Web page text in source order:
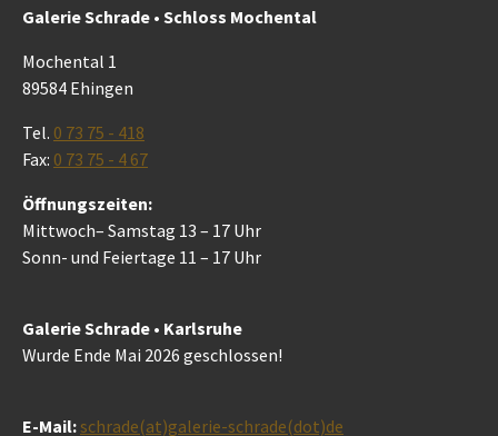
Galerie Schrade • Schloss Mochental
Mochental 1
89584 Ehingen
Tel. 0 73 75 - 418
Fax: 0 73 75 - 4 67
Öffnungszeiten:
Mittwoch– Samstag 13 – 17 Uhr
Sonn- und Feiertage 11 – 17 Uhr
Galerie Schrade • Karlsruhe
Wurde Ende Mai 2026 geschlossen!
E-Mail:schrade(at)galerie-schrade(dot)de